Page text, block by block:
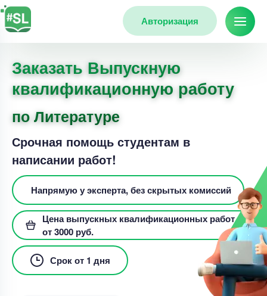
Авторизация
Заказать Выпускную
квалификационную работу
по Литературе
Срочная помощь студентам в
написании работ!
Напрямую у эксперта, без скрытых комиссий
Цена выпускных квалификационных работ
от 3000 руб.
Срок от 1 дня